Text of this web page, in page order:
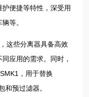
便捷等特性，深受用
等。
这些分离器具备高效
应用的需求。同时，
，用于替换
和预过滤器。